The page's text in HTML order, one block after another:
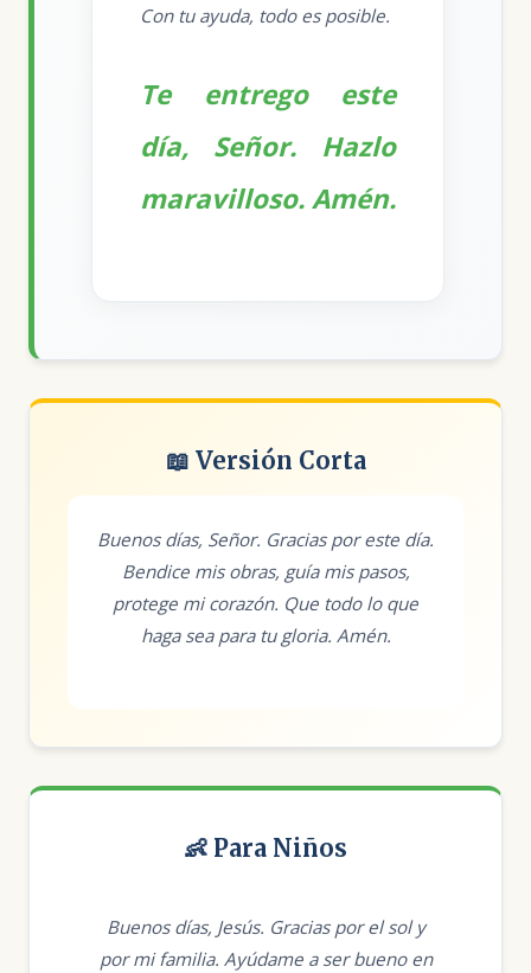
Con tu ayuda, todo es posible.
Te entrego este
día, Señor. Hazlo
maravilloso. Amén.
📖 Versión Corta
Buenos días, Señor. Gracias por este día.
Bendice mis obras, guía mis pasos,
protege mi corazón. Que todo lo que
haga sea para tu gloria. Amén.
👶 Para Niños
Buenos días, Jesús. Gracias por el sol y
por mi familia. Ayúdame a ser bueno en